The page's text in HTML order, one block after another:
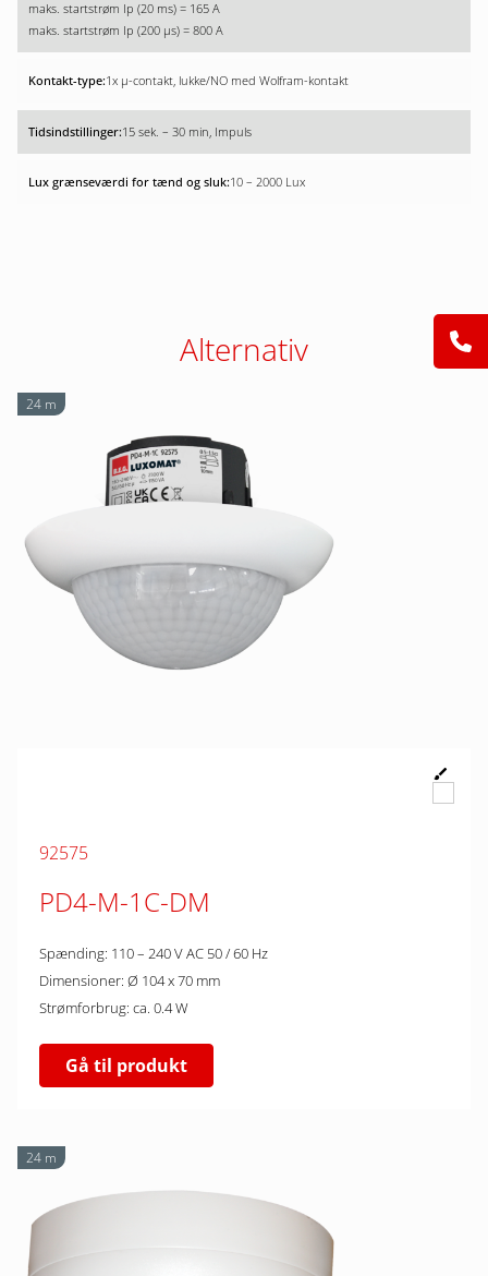
maks. startstrøm Ip (20 ms) = 165 A
maks. startstrøm Ip (200 µs) = 800 A
1x µ-contakt, lukke/NO med Wolfram-kontakt
15 sek. – 30 min, Impuls
10 – 2000 Lux
Alternativ
24 m
92575
PD4-M-1C-DM
Spænding: 110 – 240 V AC 50 / 60 Hz
Dimensioner: Ø 104 x 70 mm
Strømforbrug: ca. 0.4 W
Gå til produkt
24 m